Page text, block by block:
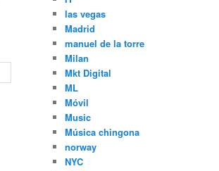
las vegas
Madrid
manuel de la torre
Milan
Mkt Digital
ML
Móvil
Music
Música chingona
norway
NYC